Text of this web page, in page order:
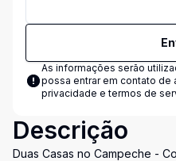
As informações serão
possa entrar em contato de
privacidade e termos de
Descrição
Duas Casas no Campeche -